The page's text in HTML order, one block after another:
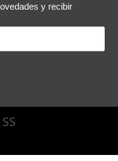
y recibir